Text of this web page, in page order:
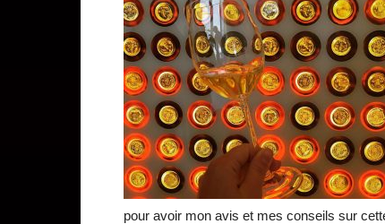
pour avoir mon avis et mes conseils sur